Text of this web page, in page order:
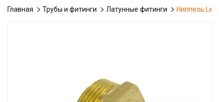
Главная Трубы и фитинги Латунные фитинги Ниппель